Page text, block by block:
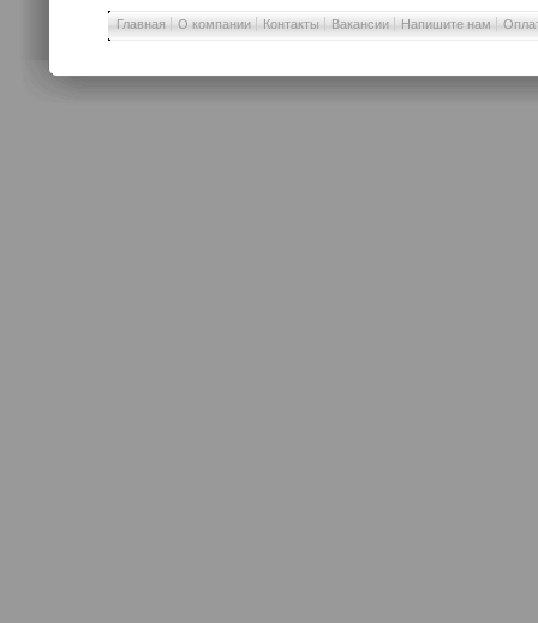
Главная О компании Контакты Вакансии Напишите нам